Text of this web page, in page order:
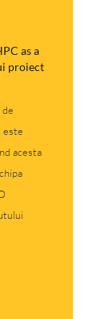
as a
proiect
este
acesta